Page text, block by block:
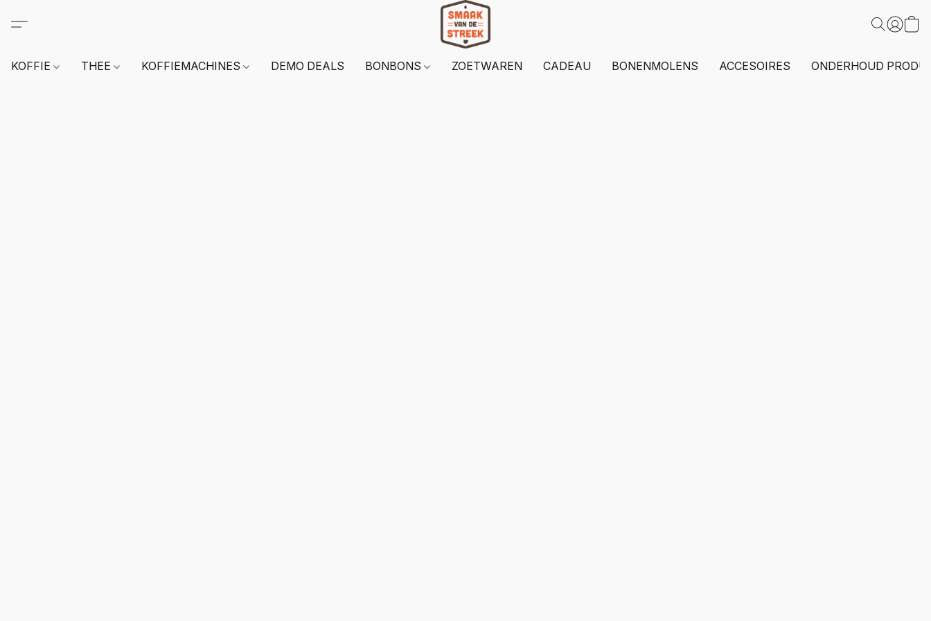
KOFFIE THEE KOFFIEMACHINES DEMO DEALS BONBONS ZOETWAREN CADEAU BONENMOLENS ACCESOIRES ONDERHOUD